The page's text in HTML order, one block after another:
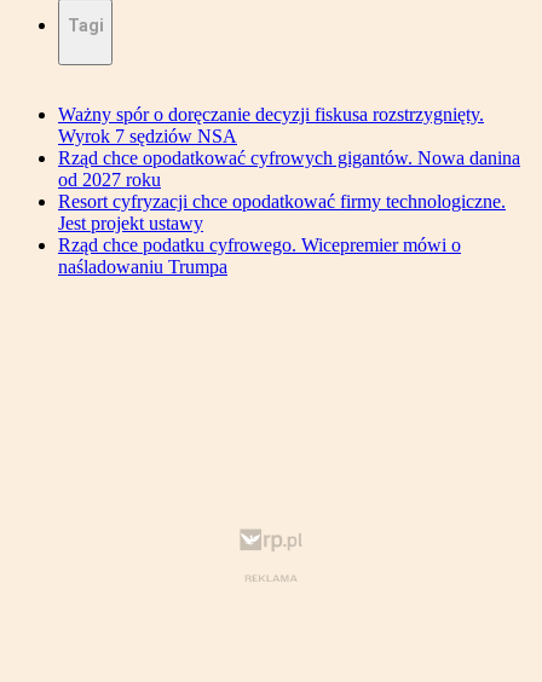
Tagi
Ważny spór o doręczanie decyzji fiskusa rozstrzygnięty.
Wyrok 7 sędziów NSA
Rząd chce opodatkować cyfrowych gigantów. Nowa danina
od 2027 roku
Resort cyfryzacji chce opodatkować firmy technologiczne.
Jest projekt ustawy
Rząd chce podatku cyfrowego. Wicepremier mówi o
naśladowaniu Trumpa